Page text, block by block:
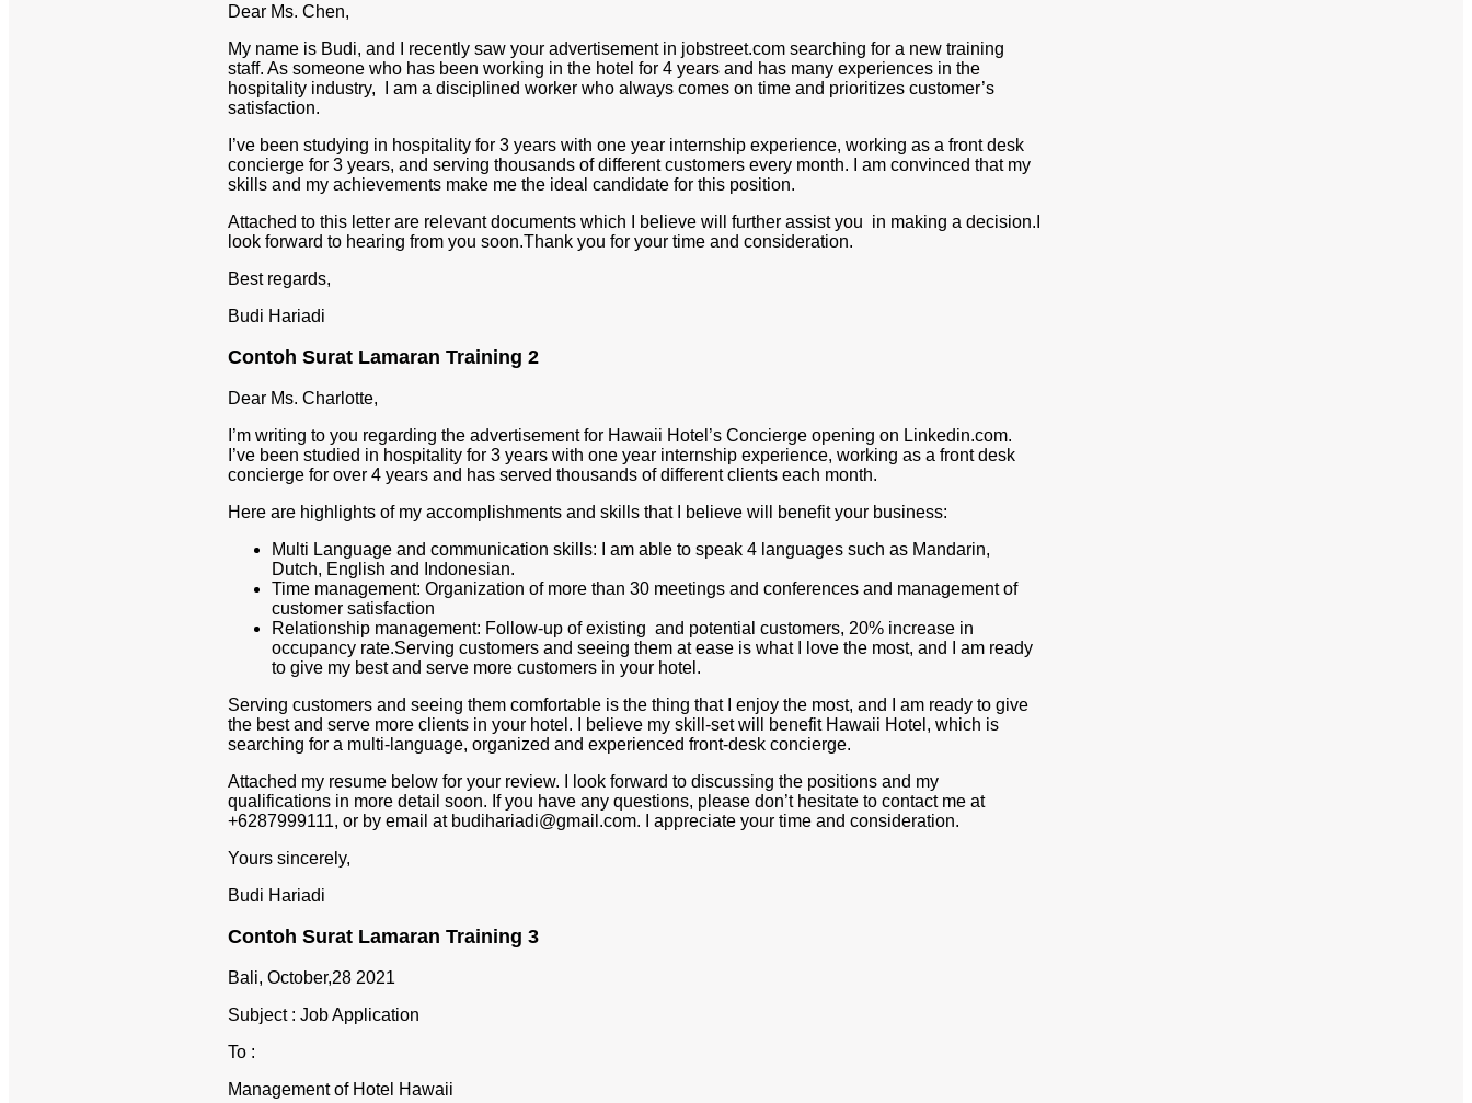
Dear Ms. Chen,
My name is Budi, and I recently saw your advertisement in jobstreet.com searching for a new training
staff. As someone who has been working in the hotel for 4 years and has many experiences in the
hospitality industry, I am a disciplined worker who always comes on time and prioritizes customer’s
satisfaction.
I’ve been studying in hospitality for 3 years with one year internship experience, working as a front desk
concierge for 3 years, and serving thousands of different customers every month. I am convinced that my
skills and my achievements make me the ideal candidate for this position.
Attached to this letter are relevant documents which I believe will further assist you in making a decision.I
look forward to hearing from you soon.Thank you for your time and consideration.
Best regards,
Budi Hariadi
Contoh Surat Lamaran Training 2
Dear Ms. Charlotte,
I’m writing to you regarding the advertisement for Hawaii Hotel’s Concierge opening on Linkedin.com.
I’ve been studied in hospitality for 3 years with one year internship experience, working as a front desk
concierge for over 4 years and has served thousands of different clients each month.
Here are highlights of my accomplishments and skills that I believe will benefit your business:
Multi Language and communication skills: I am able to speak 4 languages such as Mandarin,
Dutch, English and Indonesian.
Time management: Organization of more than 30 meetings and conferences and management of
customer satisfaction
Relationship management: Follow-up of existing and potential customers, 20% increase in
occupancy rate.Serving customers and seeing them at ease is what I love the most, and I am ready
to give my best and serve more customers in your hotel.
Serving customers and seeing them comfortable is the thing that I enjoy the most, and I am ready to give
the best and serve more clients in your hotel. I believe my skill-set will benefit Hawaii Hotel, which is
searching for a multi-language, organized and experienced front-desk concierge.
Attached my resume below for your review. I look forward to discussing the positions and my
qualifications in more detail soon. If you have any questions, please don’t hesitate to contact me at
+6287999111, or by email at budihariadi@gmail.com. I appreciate your time and consideration.
Yours sincerely,
Budi Hariadi
Contoh Surat Lamaran Training 3
Bali, October,28 2021
Subject : Job Application
To :
Management of Hotel Hawaii